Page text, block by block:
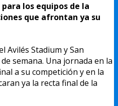
los equipos de la
que afrontan ya su
Avilés Stadium y San
semana. Una jornada en la
a su competición y en la
ya la recta final de la